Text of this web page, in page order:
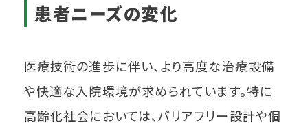
患者ニーズの変化
医療技術の進歩に伴い、より高度な治療設備
や快適な入院環境が求められています。特に
高齢化社会においては、バリアフリー設計や個